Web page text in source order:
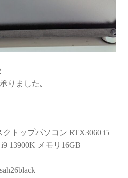
りました｡
クトップパソコン RTX3060 i5
13900K メモリ16GB